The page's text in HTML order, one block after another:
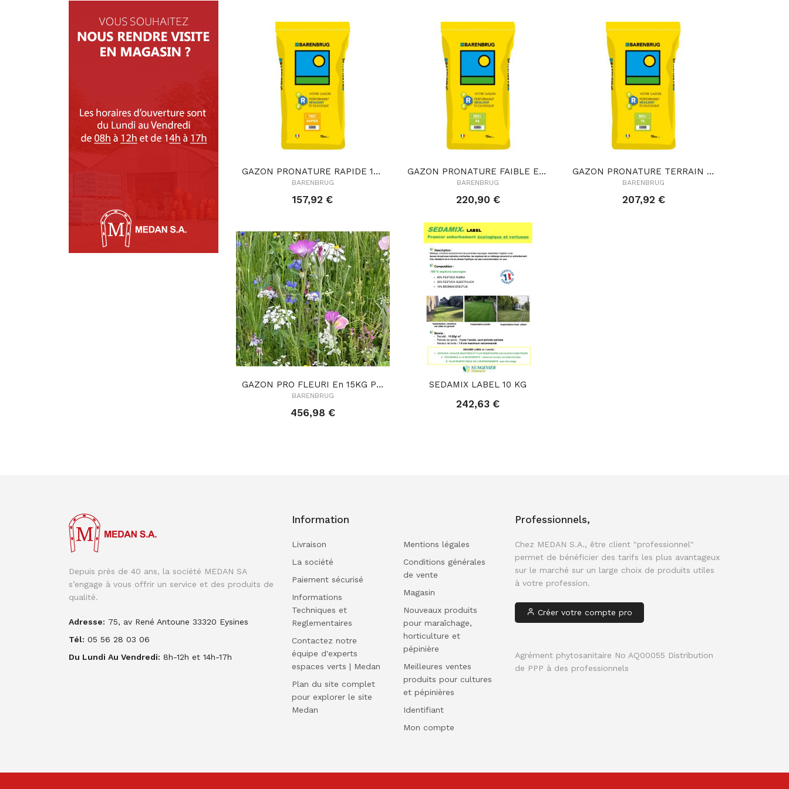
GAZON PRONATURE RAPIDE 15KG PRO RAPIDE
BARENBRUG
157,92 €
GAZON PRONATURE FAIBLE ENTRETIEN 15KG RES+ FE
BARENBRUG
220,90 €
GAZON PRONATURE TERRAIN SEC 15KG RES+ TS
BARENBRUG
207,92 €
GAZON PRO FLEURI En 15KG PRONATURE FLEURI
BARENBRUG
456,98 €
SEDAMIX LABEL 10 KG
242,63 €
Depuis près de 40 ans, la société MEDAN SA
s’engage à vous offrir un service et des produits de
qualité.
Adresse: 75, av René Antoune 33320 Eysines
Tél: 05 56 28 03 06
Du Lundi Au Vendredi: 8h-12h et 14h-17h
Information
Livraison
La société
Paiement sécurisé
Informations
Techniques et
Reglementaires
Contactez notre
équipe d'experts
espaces verts | Medan
Plan du site complet
pour explorer le site
Medan
Mentions légales
Conditions générales
de vente
Magasin
Nouveaux produits
pour maraîchage,
horticulture et
pépinière
Meilleures ventes
produits pour cultures
et pépinières
Identifiant
Mon compte
Professionnels,
Chez MEDAN S.A., être client "professionnel"
permet de bénéficier des tarifs les plus avantageux
sur le marché sur un large choix de produits utiles
à votre profession.
Créer votre compte pro
Agrément phytosanitaire No AQ00055 Distribution
de PPP à des professionnels